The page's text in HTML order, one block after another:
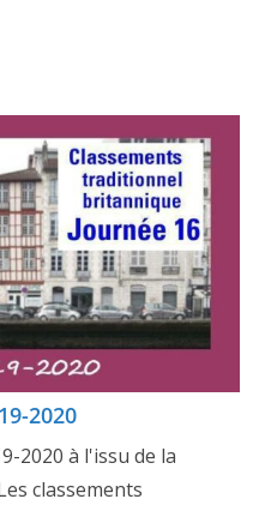
2020
2020 à l'issu de la
classements